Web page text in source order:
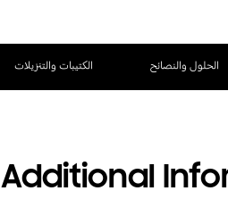
الحلول والنصائح الكتيبات والتنزيلات
Additional